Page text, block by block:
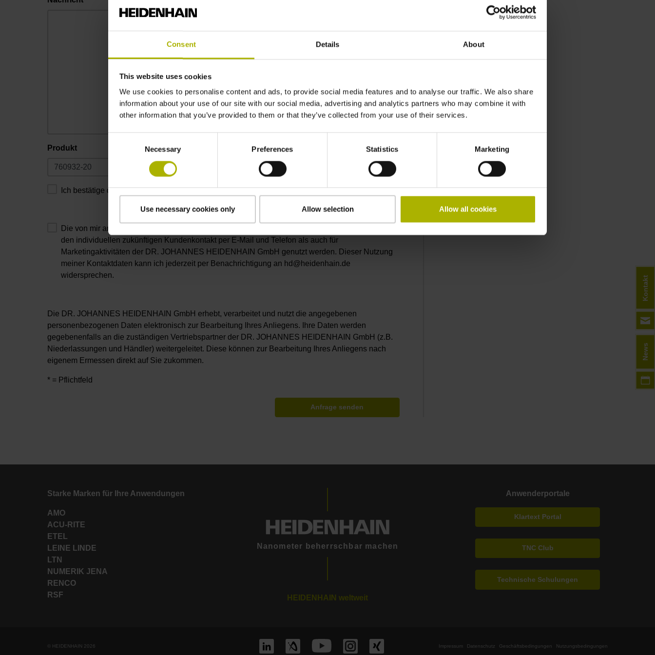
Consent Details About
This website uses cookies
We use cookies to personalise content and ads, to provide social media features and to analyse our traffic. We also share
information about your use of our site with our social media, advertising and analytics partners who may combine it with
other information that you’ve provided to them or that they’ve collected from your use of their services.
Necessary Preferences Statistics Marketing
Use necessary cookies only Allow selection Allow all cookies
Produkt
Ich bestätige die Hinweise zumDatenschutzgelesen und akzeptiert zu haben.*
Die von mir angegebenen Daten dürfen von der DR. JOHANNES HEIDENHAIN GmbH sowohl für
den individuellen zukünftigen Kundenkontakt per E-Mail und Telefon als auch für
Marketingaktivitäten der DR. JOHANNES HEIDENHAIN GmbH genutzt werden. Dieser Nutzung
meiner Kontaktdaten kann ich jederzeit per Benachrichtigung an hd@heidenhain.de
widersprechen.
Die DR. JOHANNES HEIDENHAIN GmbH erhebt, verarbeitet und nutzt die angegebenen
personenbezogenen Daten elektronisch zur Bearbeitung Ihres Anliegens. Ihre Daten werden
gegebenenfalls an die zuständigen Vertriebspartner der DR. JOHANNES HEIDENHAIN GmbH (z.B.
Niederlassungen und Händler) weitergeleitet. Diese können zur Bearbeitung Ihres Anliegens nach
eigenem Ermessen direkt auf Sie zukommen.
* = Pflichtfeld
Anfrage senden
Starke Marken für Ihre Anwendungen
AMO
ACU-RITE
ETEL
LEINE LINDE
LTN
NUMERIK JENA
RENCO
RSF
Nanometer beherrschbar machen
HEIDENHAIN weltweit
Anwenderportale
Klartext Portal
TNC Club
Technische Schulungen
© HEIDENHAIN 2026 Impressum Datenschutz Geschäftsbedingungen Nutzungsbedingungen
News
Kontakt